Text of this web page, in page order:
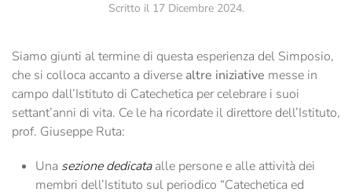
Scritto il 17 Dicembre 2024.
Siamo giunti al termine di questa esperienza del Simposio,
che si colloca accanto a diverse altre iniziative messe in
campo dall’Istituto di Catechetica per celebrare i suoi
settant’anni di vita. Ce le ha ricordate il direttore dell’Istituto,
prof. Giuseppe Ruta:
Una sezione dedicataalle persone e alle attività dei
membri dell’Istituto sul periodico “Catechetica ed